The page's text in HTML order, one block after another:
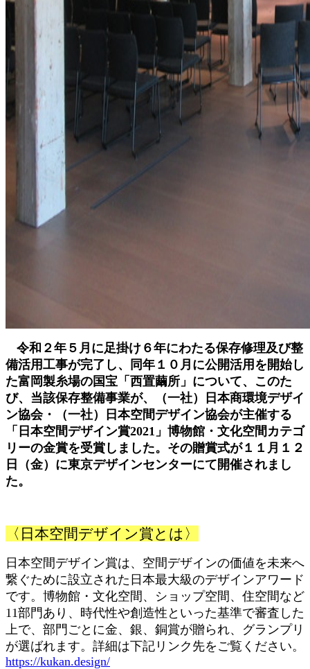
令和２年５月に足掛け６年にわたる保存修理及び整
備活用工事が完了し、同年１０月に公開活用を開始し
た富岡製糸場の国宝「西置繭所」について、このた
び、当該保存整備事業が、（一社）日本商環境デザイ
ン協会・（一社）日本空間デザイン協会が主催する
「日本空間デザイン賞2021」博物館・文化空間カテゴ
リーの金賞を受賞しました。その贈賞式が１１月１２
日（金）に東京デザインセンターにて開催されまし
た。
〈日本空間デザイン賞とは〉
日本空間デザイン賞は、空間デザインの価値を未来へ
繋ぐために設立された日本最大級のデザインアワード
です。博物館・文化空間、ショップ空間、住空間など
11部門あり、時代性や創造性といった基準で審査した
上で、部門ごとに金、銀、銅賞が贈られ、グランプリ
が選ばれます。詳細は下記リンク先をご覧ください。
https://kukan.design/